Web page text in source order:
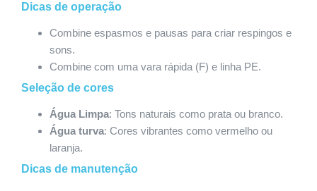
Dicas de operação
Combine espasmos e pausas para criar respingos e
sons.
Combine com uma vara rápida (F) e linha PE.
Seleção de cores
Água Limpa: Tons naturais como prata ou branco.
Água turva: Cores vibrantes como vermelho ou
laranja.
Dicas de manutenção